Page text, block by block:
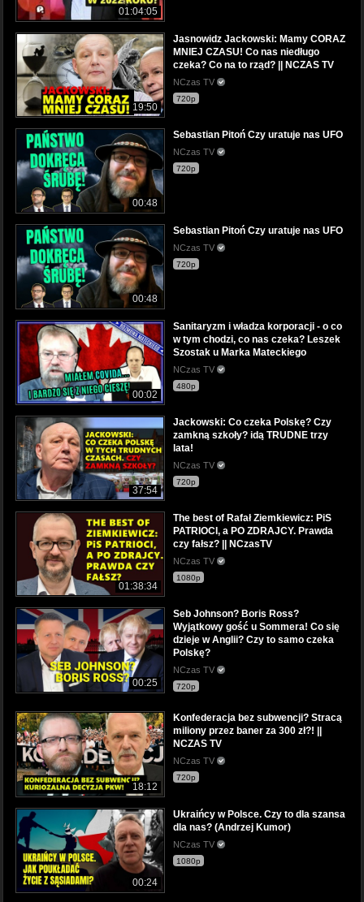
01:04:05
19:50
Jasnowidz Jackowski: Mamy CORAZ
MNIEJ CZASU! Co nas niedługo
czeka? Co na to rząd? || NCZAS TV
NCzas TV
720p
00:48
Sebastian Pitoń Czy uratuje nas UFO
NCzas TV
720p
00:48
Sebastian Pitoń Czy uratuje nas UFO
NCzas TV
720p
00:02
Sanitaryzm i władza korporacji - o co
w tym chodzi, co nas czeka? Leszek
Szostak u Marka Mateckiego
NCzas TV
480p
37:54
Jackowski: Co czeka Polskę? Czy
zamkną szkoły? idą TRUDNE trzy
lata!
NCzas TV
720p
01:38:34
The best of Rafał Ziemkiewicz: PiS
PATRIOCI, a PO ZDRAJCY. Prawda
czy fałsz? || NCzasTV
NCzas TV
1080p
00:25
Seb Johnson? Boris Ross?
Wyjątkowy gość u Sommera! Co się
dzieje w Anglii? Czy to samo czeka
Polskę?
NCzas TV
720p
18:12
Konfederacja bez subwencji? Stracą
miliony przez baner za 300 zł?! ||
NCZAS TV
NCzas TV
720p
00:24
Ukraińcy w Polsce. Czy to dla szansa
dla nas? (Andrzej Kumor)
NCzas TV
1080p